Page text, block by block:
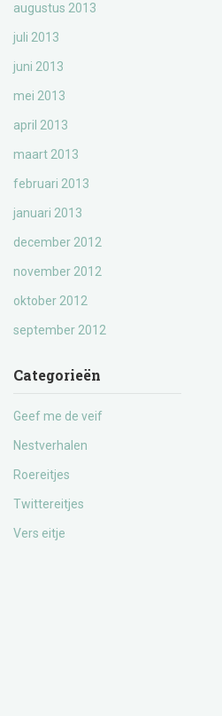
augustus 2013
juli 2013
juni 2013
mei 2013
april 2013
maart 2013
februari 2013
januari 2013
december 2012
november 2012
oktober 2012
september 2012
Categorieën
Geef me de veif
Nestverhalen
Roereitjes
Twittereitjes
Vers eitje